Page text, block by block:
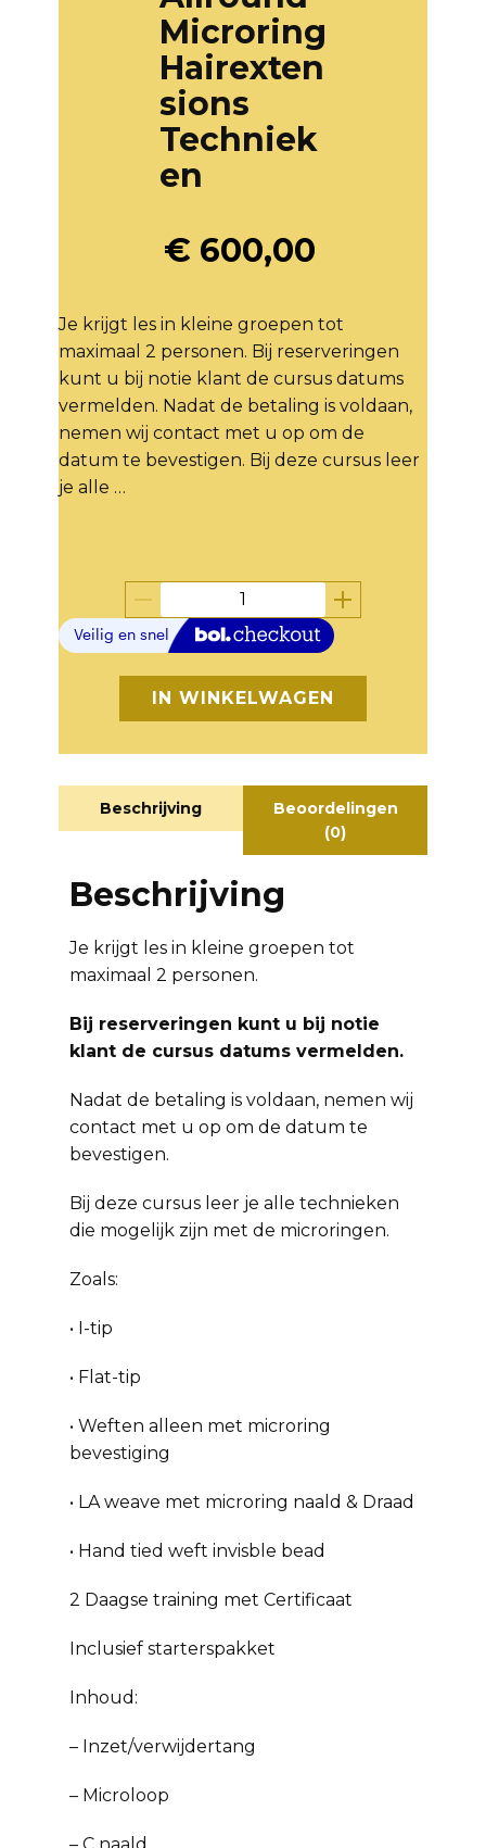
Microring
Hairexten
sions
Techniek
en
€ 600,00
Je krijgt les in kleine groepen tot
maximaal 2 personen. Bij reserveringen
kunt u bij notie klant de cursus datums
vermelden. Nadat de betaling is voldaan,
nemen wij contact met u op om de
datum te bevestigen. Bij deze cursus leer
je alle …
IN WINKELWAGEN
Beschrijving
Beoordelingen
(0)
Beschrijving
Je krijgt les in kleine groepen tot
maximaal 2 personen.
Bij reserveringen kunt u bij notie
klant de cursus datums vermelden.
Nadat de betaling is voldaan, nemen wij
contact met u op om de datum te
bevestigen.
Bij deze cursus leer je alle technieken
die mogelijk zijn met de microringen.
Zoals:
• I-tip
• Flat-tip
• Weften alleen met microring
bevestiging
• LA weave met microring naald & Draad
• Hand tied weft invisble bead
2 Daagse training met Certificaat
Inclusief starterspakket
Inhoud:
– Inzet/verwijdertang
– Microloop